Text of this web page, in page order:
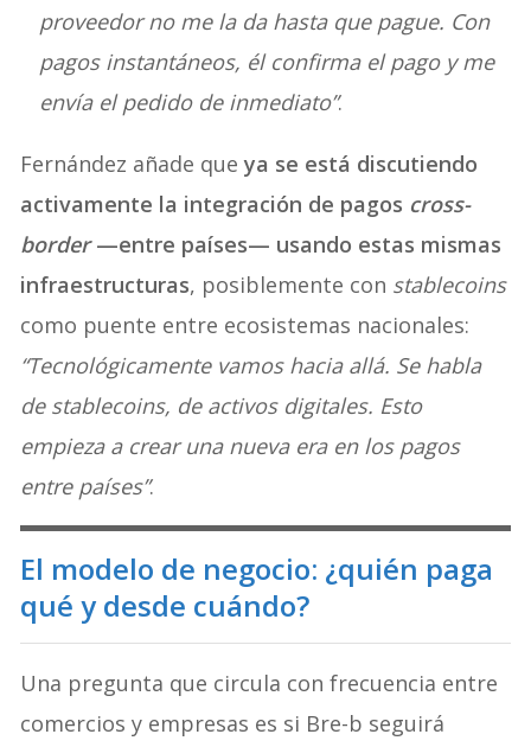
proveedor no me la da hasta que pague. Con
pagos instantáneos, él confirma el pago y me
envía el pedido de inmediato”.
Fernández añade queya se está discutiendo
activamente la integración de pagos cross-
border—entre países— usando estas mismas
infraestructuras, posiblemente con stablecoins
como puente entre ecosistemas nacionales:
“Tecnológicamente vamos hacia allá. Se habla
de stablecoins, de activos digitales. Esto
empieza a crear una nueva era en los pagos
entre países”.
El modelo de negocio: ¿quién paga
qué y desde cuándo?
Una pregunta que circula con frecuencia entre
comercios y empresas es si Bre-b seguirá